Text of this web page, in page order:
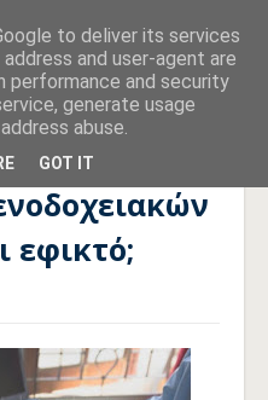
των ξενοδοχειακών
εφικτό;
to deliver its services
and user-agent are
performance and security
generate usage
abuse.
GOT IT